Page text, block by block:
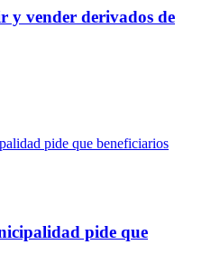
y vender derivados de
pide que